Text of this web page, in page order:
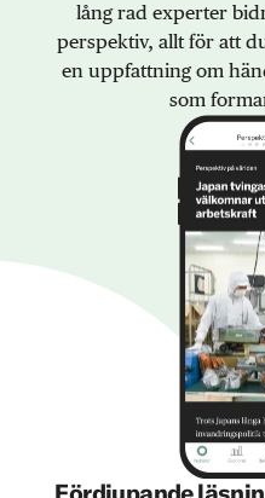
lång rad experter
perspektiv, allt för att
en uppfattning om
som